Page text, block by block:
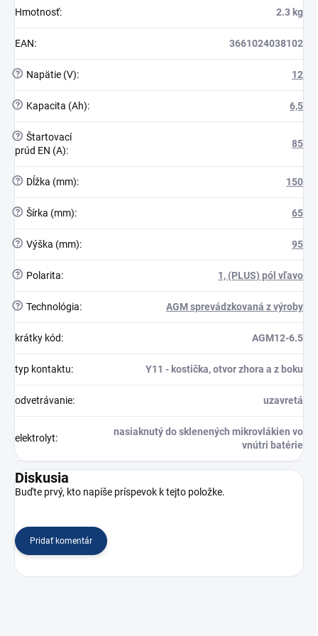
Hmotnosť: 2.3 kg
EAN: 3661024038102
? Napätie (V): 12
? Kapacita (Ah): 6,5
? Štartovací
prúd EN (A):
85
? Dĺžka (mm): 150
? Šírka (mm): 65
? Výška (mm): 95
? Polarita: 1, (PLUS) pól vľavo
? Technológia: AGM sprevádzkovaná z výroby
krátky kód: AGM12-6.5
typ kontaktu: Y11 - kostička, otvor zhora a z boku
odvetrávanie: uzavretá
elektrolyt:
nasiaknutý do sklenených mikrovlákien vo
vnútri batérie
Diskusia
Buďte prvý, kto napíše príspevok k tejto položke.
Pridať komentár